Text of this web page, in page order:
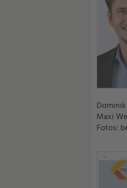
Maxi
Fotos: